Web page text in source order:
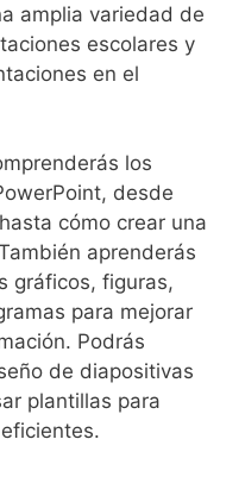
amplia variedad de
escolares y
en el
los
desde
cómo crear una
aprenderás
gráficos, figuras,
para mejorar
Podrás
de diapositivas
plantillas para